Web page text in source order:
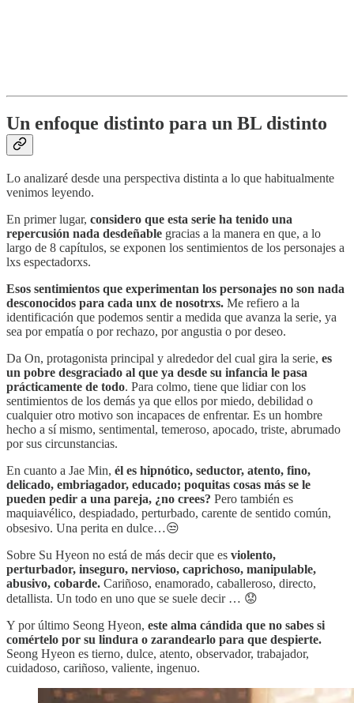
Un enfoque distinto para un BL distinto
Lo analizaré desde una perspectiva distinta a lo que habitualmente
venimos leyendo.
En primer lugar, considero que esta serie ha tenido una
repercusión nada desdeñable gracias a la manera en que, a lo
largo de 8 capítulos, se exponen los sentimientos de los personajes a
lxs espectadorxs.
Esos sentimientos que experimentan los personajes no son nada
desconocidos para cada unx de nosotrxs. Me refiero a la
identificación que podemos sentir a medida que avanza la serie, ya
sea por empatía o por rechazo, por angustia o por deseo.
Da On, protagonista principal y alrededor del cual gira la serie, es
un pobre desgraciado al que ya desde su infancia le pasa
prácticamente de todo. Para colmo, tiene que lidiar con los
sentimientos de los demás ya que ellos por miedo, debilidad o
cualquier otro motivo son incapaces de enfrentar. Es un hombre
hecho a sí mismo, sentimental, temeroso, apocado, triste, abrumado
por sus circunstancias.
En cuanto a Jae Min, él es hipnótico, seductor, atento, fino,
delicado, embriagador, educado; poquitas cosas más se le
pueden pedir a una pareja, ¿no crees? Pero también es
maquiavélico, despiadado, perturbado, carente de sentido común,
obsesivo. Una perita en dulce…😒
Sobre Su Hyeon no está de más decir que es violento,
perturbador, inseguro, nervioso, caprichoso, manipulable,
abusivo, cobarde. Cariñoso, enamorado, caballeroso, directo,
detallista. Un todo en uno que se suele decir … 😟
Y por último Seong Hyeon, este alma cándida que no sabes si
comértelo por su lindura o zarandearlo para que despierte.
Seong Hyeon es tierno, dulce, atento, observador, trabajador,
cuidadoso, cariñoso, valiente, ingenuo.